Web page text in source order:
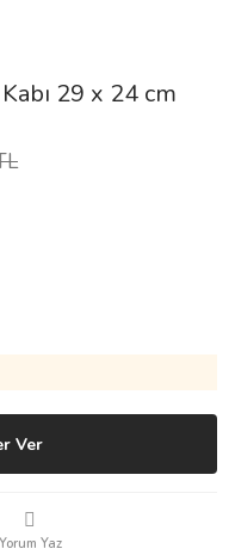
29 x 24 cm
Ver
Yorum Yaz